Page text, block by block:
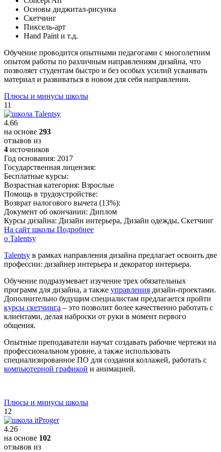
Основы диджитал-рисунка
Скетчинг
Пиксель-арт
Hand Paint и т.д.
Обучение проводится опытными педагогами с многолетним
опытом работы по различным направлениям дизайна, что
позволяет студентам быстро и без особых усилий усваивать
материал и развиваться в новом для себя направлении.
Плюсы и минусы школы
11
4.66
на основе 293
отзывов из
4 источников
Год основания: 2017
Государственная лицензия:
Бесплатные курсы:
Возрастная категория: Взрослые
Помощь в трудоустройстве:
Возврат налогового вычета (13%):
Документ об окончании: Диплом
Курсы дизайна: Дизайн интерьера, Дизайн одежды, Скетчинг
На сайт школы Подробнее
о Talentsy
Talentsy в рамках направления дизайна предлагает освоить две
профессии: дизайнер интерьера и декоратор интерьера.
Обучение подразумевает изучение трех обязательных
программ для дизайна, а также управления дизайн-проектами.
Дополнительно будущим специалистам предлагается пройти
курсы скетчинга – это позволит более качественно работать с
клиентами, делая наброски от руки в момент первого
общения.
Опытные преподаватели научат создавать рабочие чертежи на
профессиональном уровне, а также использовать
специализированное ПО для создания коллажей, работать с
компьютерной графикой и анимацией.
Плюсы и минусы школы
12
4.26
на основе 102
отзывов из